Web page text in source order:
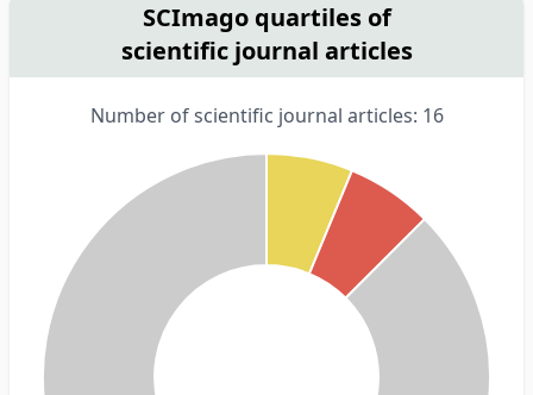
SCImago quartiles of
scientific journal articles
Number of scientific journal articles: 16